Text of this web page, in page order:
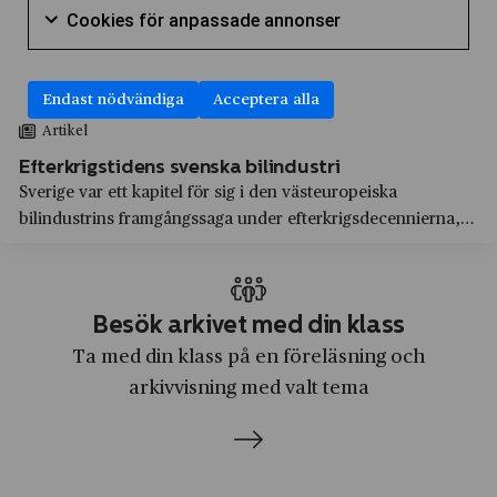
Litteratur
Marknadsföring
Modedesign och sömnad
Naturkunskap
Produktutveckling
Samhällskunskap
Skrivande
ABB
Absolut
Accenture
Adidas
Adlibris
Aftonbladet
Aktiebolaget Gasackumulator
Arvika
Axelvold
Birkastaden
Blekinge län
Bollnäs
Artikel
Efterkrigstidens svenska bilindustri
Sverige var ett kapitel för sig i den västeuropeiska
bilindustrins framgångssaga under efterkrigsdecennierna,
och Saab – var på många sät...
Besök arkivet med din klass
Ta med din klass på en föreläsning och
arkivvisning med valt tema
Cookies för anpassade annonser
Markera för att samtycka till användning av
Endast nödvändiga Acceptera alla